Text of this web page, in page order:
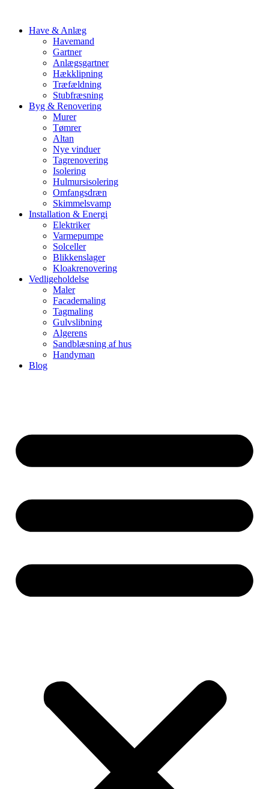
Have & Anlæg
Havemand
Gartner
Anlægsgartner
Hækklipning
Træfældning
Stubfræsning
Byg & Renovering
Murer
Tømrer
Altan
Nye vinduer
Tagrenovering
Isolering
Hulmursisolering
Omfangsdræn
Skimmelsvamp
Installation & Energi
Elektriker
Varmepumpe
Solceller
Blikkenslager
Kloakrenovering
Vedligeholdelse
Maler
Facademaling
Tagmaling
Gulvslibning
Algerens
Sandblæsning af hus
Handyman
Blog